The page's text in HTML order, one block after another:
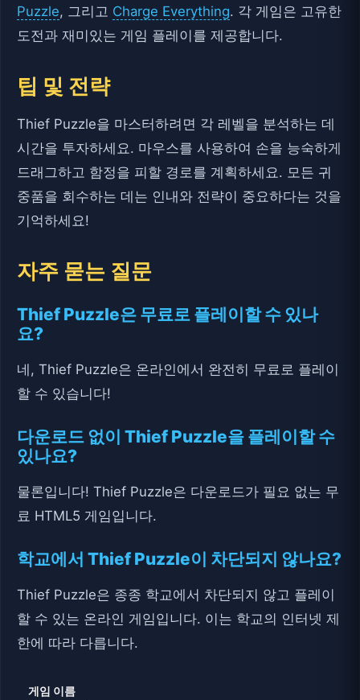
Puzzle, 그리고 Charge Everything. 각 게임은 고유한
도전과 재미있는 게임 플레이를 제공합니다.
팁 및 전략
Thief Puzzle을 마스터하려면 각 레벨을 분석하는 데
시간을 투자하세요. 마우스를 사용하여 손을 능숙하게
드래그하고 함정을 피할 경로를 계획하세요. 모든 귀
중품을 회수하는 데는 인내와 전략이 중요하다는 것을
기억하세요!
자주 묻는 질문
Thief Puzzle은 무료로 플레이할 수 있나
요?
네, Thief Puzzle은 온라인에서 완전히 무료로 플레이
할 수 있습니다!
다운로드 없이 Thief Puzzle을 플레이할 수
있나요?
물론입니다! Thief Puzzle은 다운로드가 필요 없는 무
료 HTML5 게임입니다.
학교에서 Thief Puzzle이 차단되지 않나요?
Thief Puzzle은 종종 학교에서 차단되지 않고 플레이
할 수 있는 온라인 게임입니다. 이는 학교의 인터넷 제
한에 따라 다릅니다.
게임 이름